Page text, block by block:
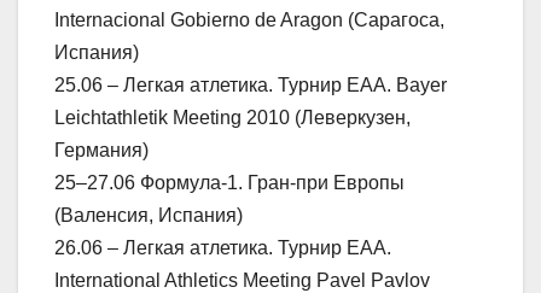
Internacional Gobierno de Aragon (Сарагоса,
Испания)
25.06 – Легкая атлетика. Турнир ЕАА. Bayer
Leichtathletik Meeting 2010 (Леверкузен,
Германия)
25–27.06 Формула-1. Гран-при Европы
(Валенсия, Испания)
26.06 – Легкая атлетика. Турнир ЕАА.
International Athletics Meeting Pavel Pavlov